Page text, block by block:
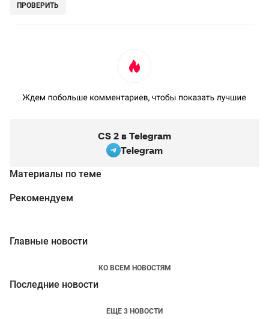
ПРОВЕРИТЬ
CS 2 в Telegram
Telegram
Материалы по теме
Рекомендуем
Главные новости
КО ВСЕМ НОВОСТЯМ
Последние новости
ЕЩЕ 3 НОВОСТИ